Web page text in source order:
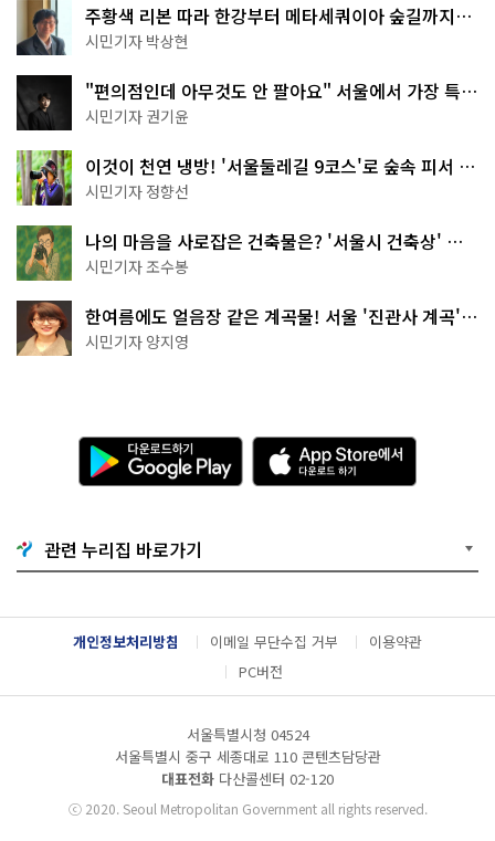
주황색 리본 따라 한강부터 메타세쿼이아 숲길까지…
서울둘레길 15코스
시민기자 박상현
"편의점인데 아무것도 안 팔아요" 서울에서 가장 특별
한 편의점의 정체
시민기자 권기윤
이것이 천연 냉방! '서울둘레길 9코스'로 숲속 피서 떠
나볼까
시민기자 정향선
나의 마음을 사로잡은 건축물은? '서울시 건축상' 수
상작 공개!
시민기자 조수봉
한여름에도 얼음장 같은 계곡물! 서울 '진관사 계곡'이
천국이네~
시민기자 양지영
다
운
로
기
G
o
g
l
e
A
p
p
e
서
다
운
관련 누리집 바로가기
개인정보처리방침 이메일 무단수집 거부
이용약관
PC버전
서울특별시청 04524
서울특별시 중구 세종대로 110 콘텐츠담당관
대표전화 다산콜센터 02-120
ⓒ2020. Seoul Metropolitan Government all rights reserved.